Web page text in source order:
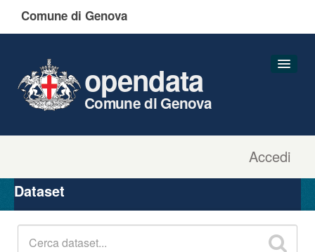
Comune di Genova
Accedi
opendata
Comune di Genova
Organizzazioni
Gruppi
Dataset